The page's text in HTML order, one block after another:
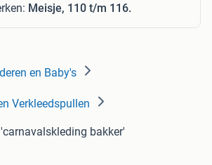
Meisje, 110 t/m 116.
en Baby's
Verkleedspullen
bakker'